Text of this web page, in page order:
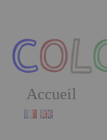
the
content
Accueil